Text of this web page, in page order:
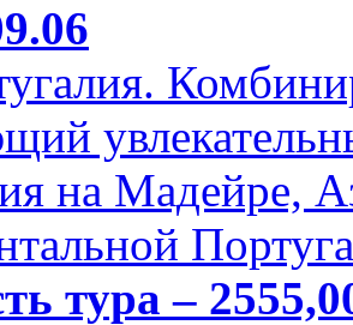
на Мадейре,
тура –